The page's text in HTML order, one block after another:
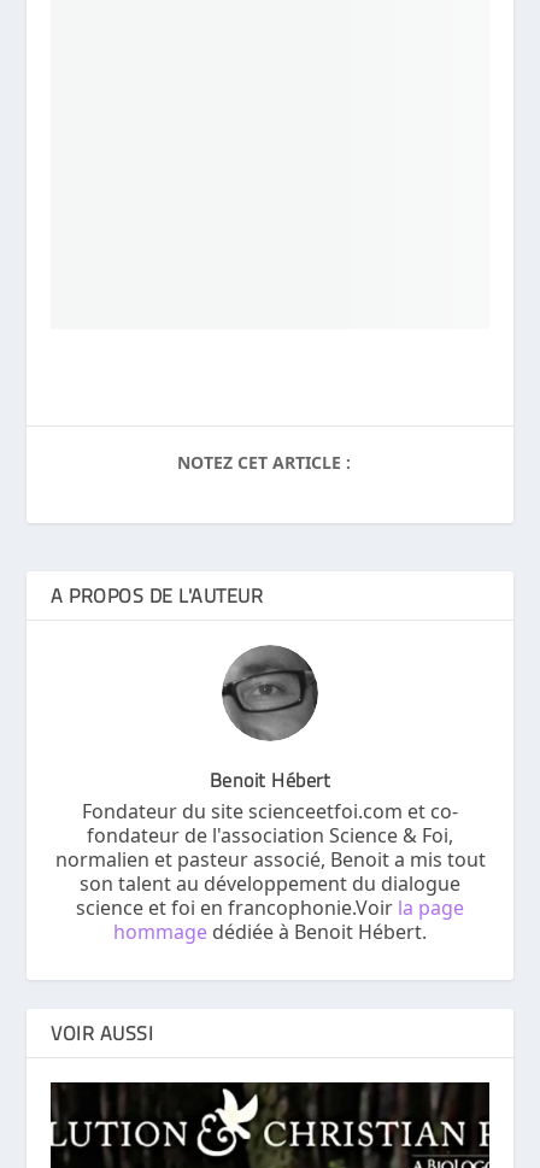
NOTEZ CET ARTICLE :
A PROPOS DE L'AUTEUR
Benoit Hébert
Fondateur du site scienceetfoi.com et co-
fondateur de l'association Science & Foi,
normalien et pasteur associé, Benoit a mis tout
son talent au développement du dialogue
science et foi en francophonie.Voir la page
hommage dédiée à Benoit Hébert.
VOIR AUSSI